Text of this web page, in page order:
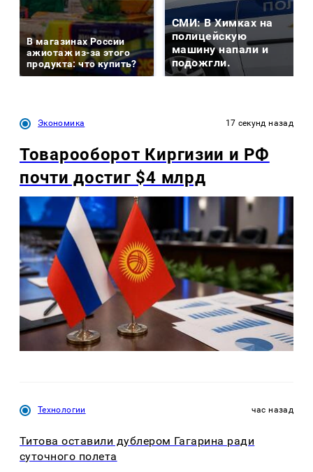
В магазинах России
ажиотаж из-за этого
продукта: что купить?
СМИ: В Химках на
полицейскую
машину напали и
подожгли.
Экономика 17 секунд назад
Товарооборот Киргизии и РФ
почти достиг $4 млрд
Технологии час назад
Титова оставили дублером Гагарина ради
суточного полета